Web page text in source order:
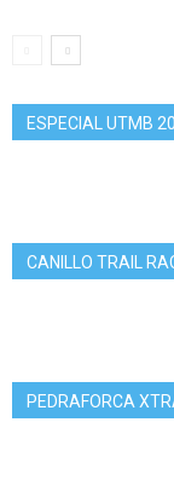
ESPECIAL UTMB
CANILLO TRAIL
PEDRAFORCA